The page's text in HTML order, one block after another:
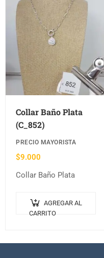
Collar Baño Plata
(C_852)
PRECIO MAYORISTA
$9.000
Collar Baño Plata
AGREGAR AL
CARRITO